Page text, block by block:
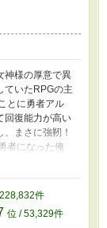
神様の厚意で異
ていたRPGの主
とに勇者アル
回復能力が高い
まさに強靭！
者になった俺
なりクソデカ
ね！
件
位 / 53,329件